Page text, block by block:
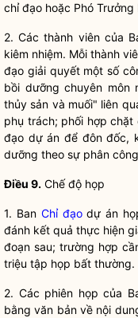
chỉ đạo hoặc Phó Trưởng
2. Các thành viên của
kiêm nhiệm. Mỗi thành
đạo giải quyết một số
bồi dưỡng chuyên môn
thủy sản và muối" liên
phụ trách; phối hợp
đạo dự án để đôn đốc,
dưỡng theo sự phân
Điều 9. Chế độ họp
1. Ban Chỉ đạodự án
đánh kết quả thực hiện
đoạn sau; trường hợp
triệu tập họp bất thường.
2. Các phiên họp của
bằng văn bản về nội